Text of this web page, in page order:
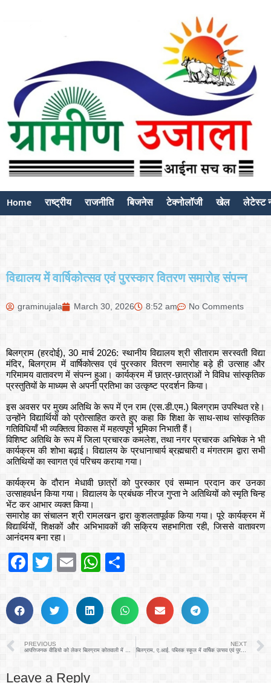
Home राष्ट्रीय राजनीति बिजनेस टेक्नोलॉजी खेल लेटेस्ट
विद्यालय में वार्षिकोत्सव एवं पुरस्कार वितरण समारोह संपन्न
graminujala March 30, 2026 8:52 am No Comments
बिलग्राम (हरदोई), 30 मार्च 2026: स्थानीय विद्यालय श्री सीताराम सरस्वती विद्या
मंदिर, बिलग्राम में वार्षिकोत्सव एवं पुरस्कार वितरण समारोह बड़े ही उत्साह और
गरिमामय वातावरण में संपन्न हुआ। कार्यक्रम में छात्र-छात्राओं ने विविध सांस्कृतिक
प्रस्तुतियों के माध्यम से अपनी प्रतिभा का उत्कृष्ट प्रदर्शन किया।
इस अवसर पर मुख्य अतिथि के रूप में एन राम (एस.डी.एम.) बिलग्राम उपस्थित रहे।
उन्होंने विद्यार्थियों को प्रोत्साहित करते हुए कहा कि शिक्षा के साथ-साथ सांस्कृतिक
गतिविधियाँ भी व्यक्तित्व विकास में महत्वपूर्ण भूमिका निभाती हैं।
विशिष्ट अतिथि के रूप में जिला प्रचारक कमलेश, तथा नगर प्रचारक अभिषेक ने भी
कार्यक्रम की शोभा बढ़ाई। विद्यालय के प्रधानाचार्य ब्रह्मचारी व मंगतराम द्वारा सभी
अतिथियों का स्वागत एवं परिचय कराया गया।
कार्यक्रम के दौरान मेधावी छात्रों को पुरस्कार एवं सम्मान प्रदान कर उनका
उत्साहवर्धन किया गया। विद्यालय के प्रबंधक नीरज गुप्ता ने अतिथियों को स्मृति चिन्ह
भेंट कर आभार व्यक्त किया।
समारोह का संचालन श्री रामलखन द्वारा कुशलतापूर्वक किया गया। पूरे कार्यक्रम में
विद्यार्थियों, शिक्षकों और अभिभावकों की सक्रिय सहभागिता रही, जिससे वातावरण
आनंदमय बना रहा।
Facebook
Twitter
EmailWhatsApp
PREVIOUS NEXT
बिलग्राम, ए.आई. पब्लिक स्कूल में वार्षिक उत्सव एवं पुरस्कार वितरण समारोह संपन्न
Leave a Reply